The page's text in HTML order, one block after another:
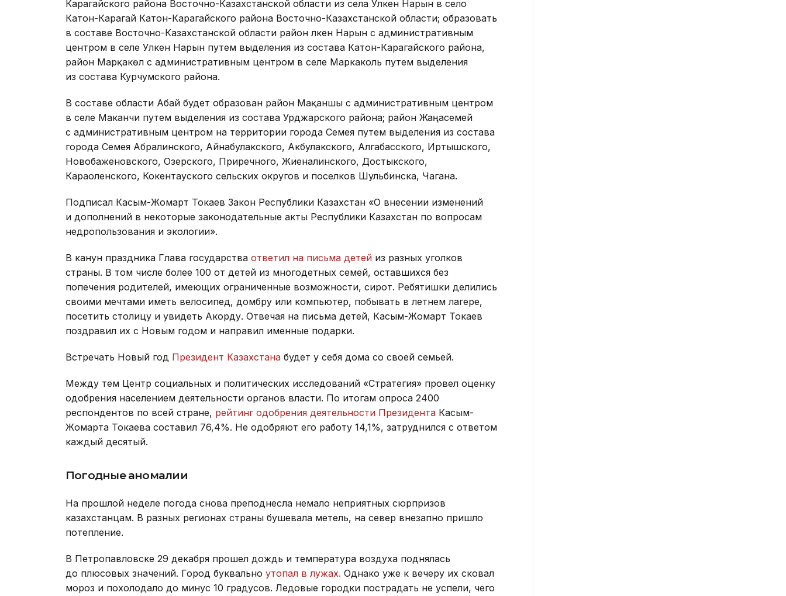
Карагайского района Восточно-Казахстанской области из села Улкен Нарын в село
Катон-Карагай Катон-Карагайского района Восточно-Казахстанской области; образовать
в составе Восточно-Казахстанской области район Үлкен Нарын с административным
центром в селе Улкен Нарын путем выделения из состава Катон-Карагайского района,
район Марқакөл с административным центром в селе Маркаколь путем выделения
из состава Курчумского района.
В составе области Абай будет образован район Мақаншы с административным центром
в селе Маканчи путем выделения из состава Урджарского района; район Жаңасемей
с административным центром на территории города Семея путем выделения из состава
города Семея Абралинского, Айнабулакского, Акбулакского, Алгабасского, Иртышского,
Новобаженовского, Озерского, Приречного, Жиеналинского, Достыкского,
Караоленского, Кокентауского сельских округов и поселков Шульбинска, Чагана.
Подписал Касым-Жомарт Токаев Закон Республики Казахстан «О внесении изменений
и дополнений в некоторые законодательные акты Республики Казахстан по вопросам
недропользования и экологии».
В канун праздника Глава государства ответил на письма детей из разных уголков
страны. В том числе более 100 от детей из многодетных семей, оставшихся без
попечения родителей, имеющих ограниченные возможности, сирот. Ребятишки делились
своими мечтами иметь велосипед, домбру или компьютер, побывать в летнем лагере,
посетить столицу и увидеть Акорду. Отвечая на письма детей, Касым-Жомарт Токаев
поздравил их с Новым годом и направил именные подарки.
Встречать Новый год Президент Казахстана будет у себя дома со своей семьей.
Между тем Центр социальных и политических исследований «Стратегия» провел оценку
одобрения населением деятельности органов власти. По итогам опроса 2400
респондентов по всей стране, рейтинг одобрения деятельности Президента Касым-
Жомарта Токаева составил 76,4%. Не одобряют его работу 14,1%, затруднился с ответом
каждый десятый.
Погодные аномалии
На прошлой неделе погода снова преподнесла немало неприятных сюрпризов
казахстанцам. В разных регионах страны бушевала метель, на север внезапно пришло
потепление.
В Петропавловске 29 декабря прошел дождь и температура воздуха поднялась
до плюсовых значений. Город буквально утопал в лужах. Однако уже к вечеру их сковал
мороз и похолодало до минус 10 градусов. Ледовые городки пострадать не успели, чего